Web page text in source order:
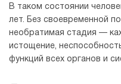
В таком состоянии
лет. Без своевременной
необратимая стадия —
истощение,
функций всех органов и